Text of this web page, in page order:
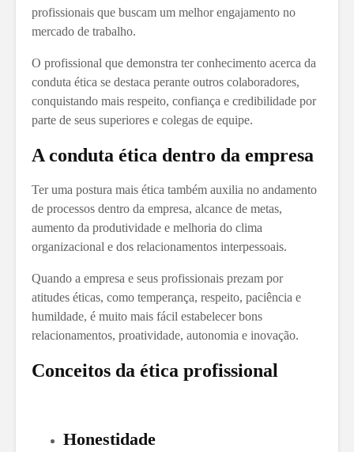
profissionais que buscam um melhor engajamento no
mercado de trabalho.
O profissional que demonstra ter conhecimento acerca da
conduta ética se destaca perante outros colaboradores,
conquistando mais respeito, confiança e credibilidade por
parte de seus superiores e colegas de equipe.
A conduta ética dentro da empresa
Ter uma postura mais ética também auxilia no andamento
de processos dentro da empresa, alcance de metas,
aumento da produtividade e melhoria do clima
organizacional e dos relacionamentos interpessoais.
Quando a empresa e seus profissionais prezam por
atitudes éticas, como temperança, respeito, paciência e
humildade, é muito mais fácil estabelecer bons
relacionamentos, proatividade, autonomia e inovação.
Conceitos da ética profissional
Honestidade